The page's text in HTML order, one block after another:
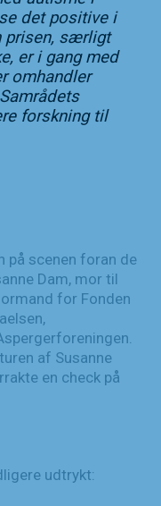
det positive i
prisen, særligt
er i gang med
omhandler
forskning til
på scenen foran de
Dam, mor til
for Fonden
af Susanne
en check på
udtrykt: